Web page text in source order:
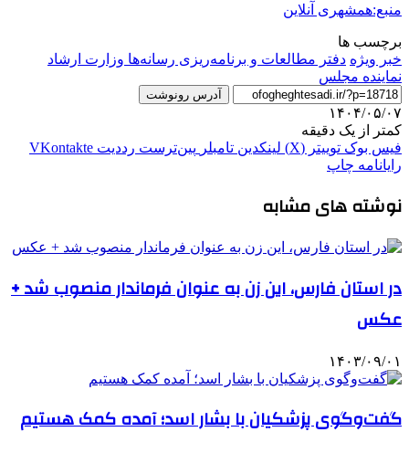
منبع:همشهری آنلاین
برچسب ها
خبر ویژه دفتر مطالعات و برنامه‌ریزی رسانه‌ها وزارت ارشاد
نماینده مجلس
آدرس رونوشت
۱۴۰۴/۰۵/۰۷
کمتر از یک دقیقه
فیس بوک توییتر (X) لینکدین ‫تامبلر ‫پین‌ترست ‫رددیت ‫VKontakte
رایانامه چاپ
نوشته های مشابه
در استان فارس، این زن به عنوان فرماندار منصوب شد +
عکس
۱۴۰۳/۰۹/۰۱
گفت‌وگوی پزشکیان با بشار اسد؛ آمده کمک هستیم